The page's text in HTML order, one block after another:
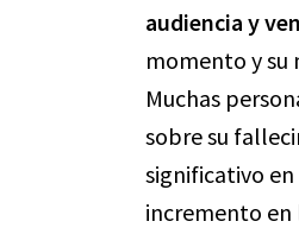
audiencia y
momento y su
Muchas
sobre su
significativo
incremento en